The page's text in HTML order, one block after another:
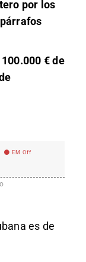
por los
€ de
EM Off
es de